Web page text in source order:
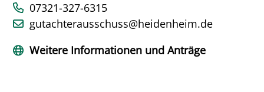
07321-327-6315
gutachterausschuss@heidenheim.de
Weitere Informationen und Anträge